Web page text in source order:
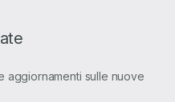
aggiornamenti sulle nuove